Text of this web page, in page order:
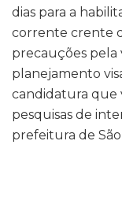
dias para a
corrente crente
precauções pela
planejamento
candidatura que
pesquisas de
prefeitura de São